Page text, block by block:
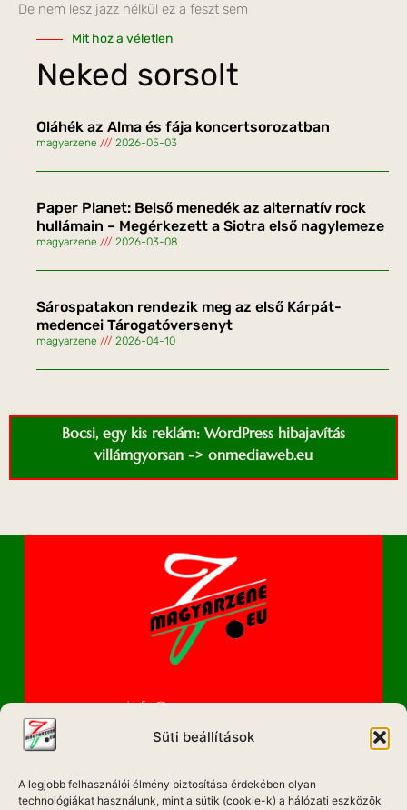
Süti beállítások
A legjobb felhasználói élmény biztosítása érdekében olyan
technológiákat használunk, mint a sütik (cookie-k) a hálózati eszközök
De nem lesz jazz nélkül ez a feszt sem
Mit hoz a véletlen
Neked sorsolt
Oláhék az Alma és fája koncertsorozatban
magyarzene 2026-05-03
Paper Planet: Belső menedék az alternatív rock
hullámain – Megérkezett a Siotra első nagylemeze
magyarzene 2026-03-08
Sárospatakon rendezik meg az első Kárpát-
medencei Tárogatóversenyt
magyarzene 2026-04-10
Bocsi, egy kis reklám: WordPress hibajavítás
villámgyorsan -> onmediaweb.eu
info@magyarzene.eu
IMPRESSZUM